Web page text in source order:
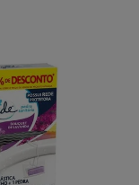
arroz
carne